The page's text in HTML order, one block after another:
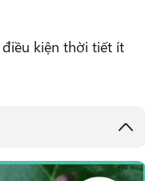
kiện thời tiết ít